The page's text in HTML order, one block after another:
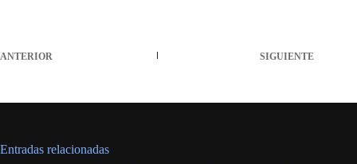
ANTERIOR SIGUIENTE
Entradas relacionadas